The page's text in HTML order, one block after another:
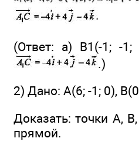
(Ответ: а) В1(-1; -
.)
2) Дано: А(6; -1; 0),
Доказать: точки А,
прямой.